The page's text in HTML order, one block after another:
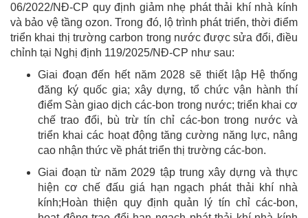
06/2022/NĐ-CP quy định giảm nhẹ phát thải khí nhà kính
và bảo vệ tầng ozon. Trong đó, lộ trình phát triển, thời điểm
triển khai thị trường carbon trong nước được sửa đổi, điều
chỉnh tại Nghị định 119/2025/NĐ-CP như sau:
Giai đoạn đến hết năm 2028 sẽ thiết lập Hệ thống
đăng ký quốc gia; xây dựng, tổ chức vận hành thí
điểm Sàn giao dịch các-bon trong nước; triển khai cơ
chế trao đổi, bù trừ tín chỉ các-bon trong nước và
triển khai các hoạt động tăng cường năng lực, nâng
cao nhận thức về phát triển thị trường các-bon.
Giai đoạn từ năm 2029 tập trung xây dựng và thực
hiện cơ chế đấu giá hạn ngạch phát thải khí nhà
kính;Hoàn thiện quy định quản lý tín chỉ các-bon,